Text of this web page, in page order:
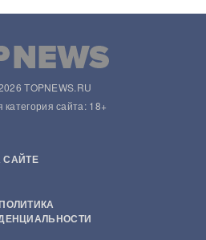
TOPNEWS.RU
категория сайта: 18+
САЙТЕ